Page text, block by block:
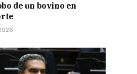
de un bovino en